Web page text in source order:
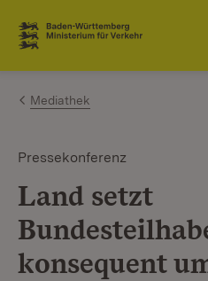
Zum Inhalt springen
Link zur Startseite
Mediathek
Pressekonferenz
Land setzt
konsequent